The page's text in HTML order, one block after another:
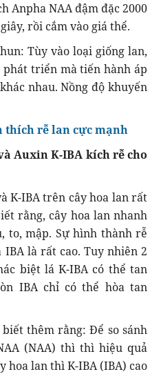
Anpha NAA đậm đặc 2000
rồi cắm vào giá thể.
Tùy vào loại giống lan,
triển mà tiến hành áp
nhau. Nồng độ khuyến
thích rễ lan cực mạnh
Auxin K-IBA kích rễ cho
K-IBA trên cây hoa lan rất
rằng, cây hoa lan nhanh
to, mập. Sự hình thành rễ
là rất cao. Tuy nhiên 2
biệt lá K-IBA có thể tan
IBA chỉ có thể hòa tan
thêm rằng: Để so sánh
(NAA) thì thì hiệu quả
hoa lan thì K-IBA (IBA) cao